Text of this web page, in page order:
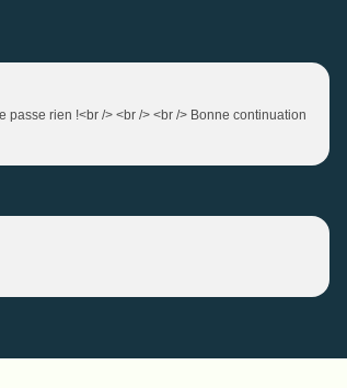
passe rien !<br /> <br /> <br /> Bonne continuation